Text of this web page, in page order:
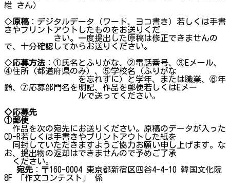
維 さん）
◇原稿：デジタルデータ（ワード、ヨコ書き）若しくは手書
きやプリントアウトしたものをお送りくだ
さい。一度提出した原稿は修正できませんの
で、十分確認してからお送りください。
◇応募方法 ：①氏名とふりがな、②電話番号、③Eメール、
④住所（都道府県のみ）、⑤学校名（ふりがな
を忘れずに）と学年、または職業、⑥年
齢、⑦応募部門名を明記、作品を郵便若しくはEメー
ルで送ってください。
◇応募先
①郵便
作品を次の宛先にお送りください。原稿のデータが入った
CD-R若しくは手書きやプリントアウトした紙を
同封していただきますようご協力お願い申し上げます。な
お、提出物の返却はできませんので予めご了承
ください。
宛先 ：〒160-0004 東京都新宿区四谷4-4-10 韓国文化院
8F 「作文コンテスト」 係